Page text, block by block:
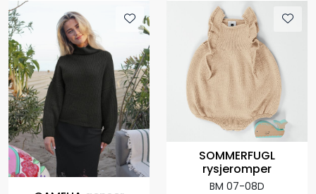
SOMMERFUGL
rysjeromper
BM 07-08D